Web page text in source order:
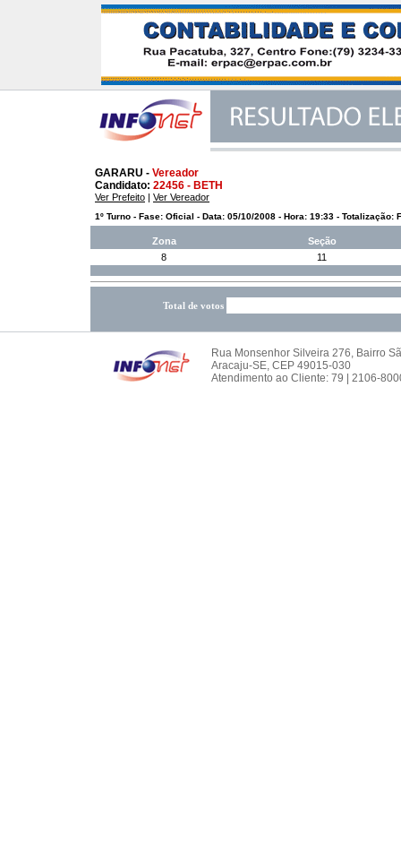
GARARU - Vereador
Candidato: 22456 - BETH
Ver Prefeito | Ver Vereador
1º Turno - Fase: Oficial - Data: 05/10/2008 - Hora: 19:33 - Totalização:
Zona
Seção
8
11
Total de votos
Rua Monsenhor Silveira 276, Bairro
Aracaju-SE, CEP 49015-030
Atendimento ao Cliente: 79 | 2106-